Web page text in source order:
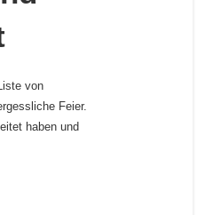
von
Feier.
haben und